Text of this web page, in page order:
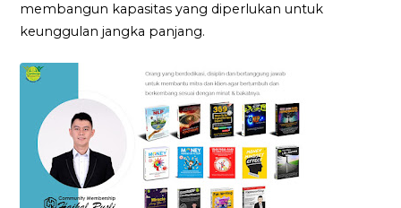
membangun kapasitas yang diperlukan untuk
keunggulan jangka panjang.